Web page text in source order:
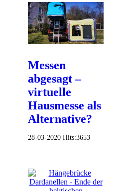
Messen
abgesagt –
virtuelle
Hausmesse als
Alternative?
28-03-2020 Hits:3653